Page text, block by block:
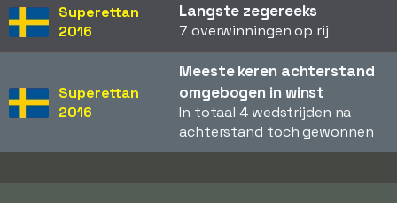
Superettan
2016
Langste zegereeks
7 overwinningen op rij
Superettan
2016
Meeste keren achterstand
omgebogen in winst
In totaal 4 wedstrijden na
achterstand toch gewonnen